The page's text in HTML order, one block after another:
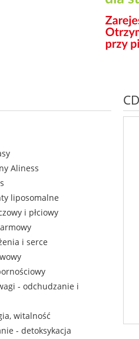
Aliness
liposomalne
i płciowy
i serce
- odchudzanie i
witalność
- detoksykacja